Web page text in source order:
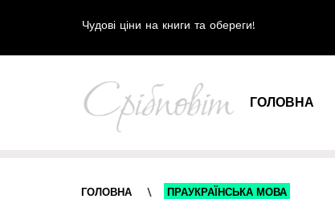
Чудові ціни на книги та обереги!
ГОЛОВНА
ГОЛОВНА \ ПРАУКРАЇНСЬКА МОВА